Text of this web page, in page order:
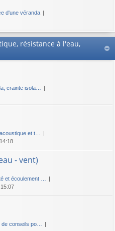
d'une véranda
résistance à l'eau,
crainte isola…
et t…
- vent)
et écoulement …
15:07
conseils po…